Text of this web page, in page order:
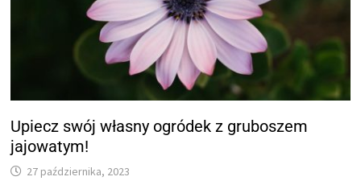
Upiecz swój własny ogródek z gruboszem
jajowatym!
27 października, 2023